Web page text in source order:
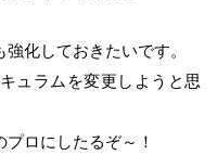
化しておきたいです。
ュラムを変更しようと思
プロにしたるぞ～！